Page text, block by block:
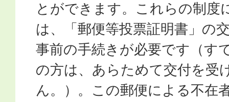
とができます。これらの制度
は、「郵便等投票証明書」の
事前の手続きが必要です（す
の方は、あらためて交付を受
ん。）。この郵便による不在